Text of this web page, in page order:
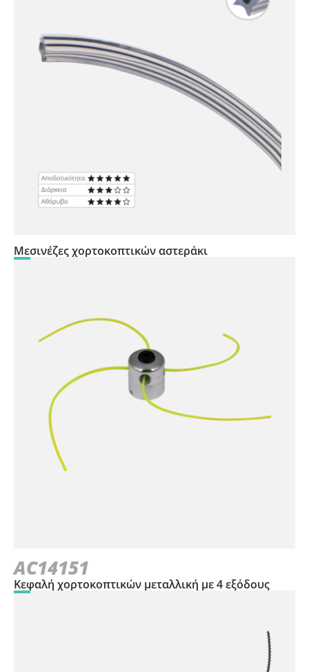
Μεσινέζες χορτοκοπτικών αστεράκι
AC14151
Κεφαλή χορτοκοπτικών μεταλλική με 4 εξόδους